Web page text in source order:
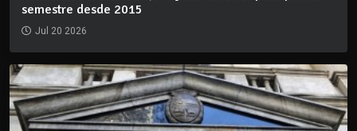
semestre desde 2015
Jul 20 2026